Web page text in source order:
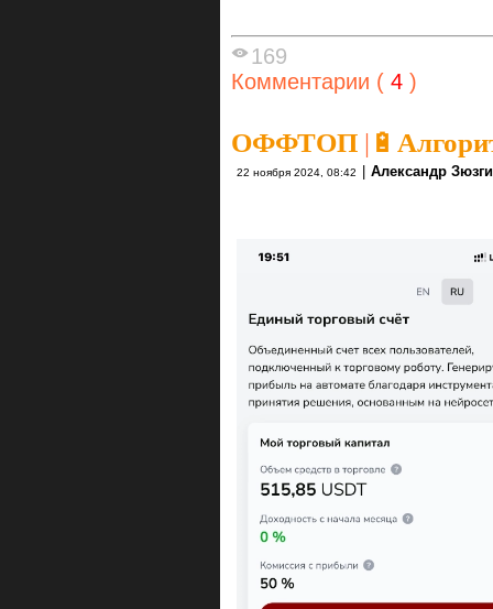
169
Комментарии ( 4 )
ОФФТОП |
22 ноября 2024, 08:42 Александр